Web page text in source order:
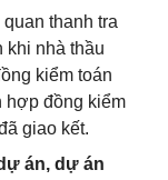
thanh tra
khi nhà thầu
kiểm toán
hợp đồng kiểm
giao kết.
án, dự án